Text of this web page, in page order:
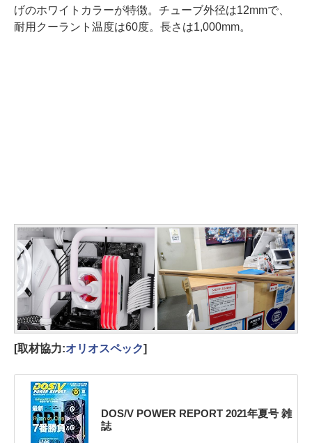
げのホワイトカラーが特徴。チューブ外径は12mmで、
耐用クーラント温度は60度。長さは1,000mm。
[取材協力:オリオスペック]
DOS/V POWER REPORT 2021年夏号 雑
誌